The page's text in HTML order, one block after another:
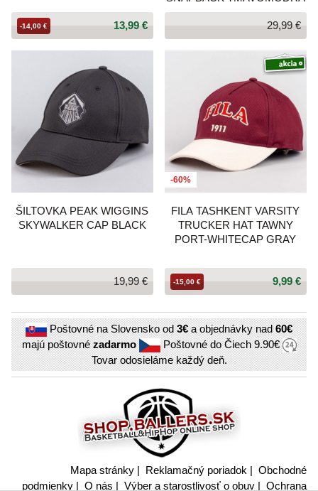
13,99 €
-14,00 € 29,99 €
ŠILTOVKA PEAK WIGGINS
SKYWALKER CAP BLACK
19,99 €
-60%
FILA TASHKENT VARSITY
TRUCKER HAT TAWNY
PORT-WHITECAP GRAY
9,99 €
-15,00 €
Poštovné na Slovensko od3€a objednávky nad60€
majú poštovnézadarmo Poštovné do Čiech9.90€
Tovar odosieláme každý deň.
Mapa stránky | Reklamačný poriadok | Obchodné
podmienky | O nás | Výber a starostlivosť o obuv | Ochrana